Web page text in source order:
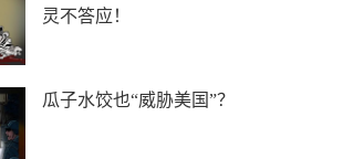
件坏事，却栽赃中国
从“搬出去”到“搬回来”，跨